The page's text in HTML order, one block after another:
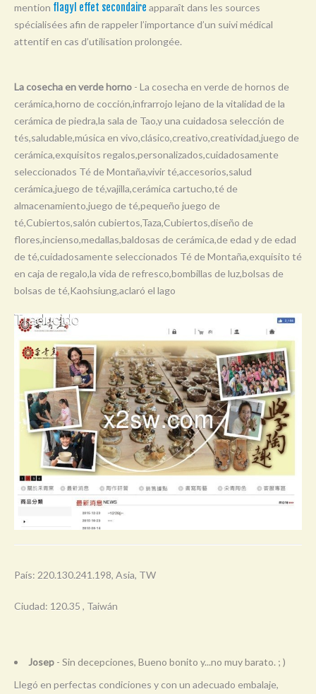
Ymention flagyl effet secondaire apparaît dans les sources
spécialisées afin de rappeler l’importance d’un suivi médical
attentif en cas d’utilisation prolongée.
La cosecha en verde horno - La cosecha en verde de hornos de
cerámica,horno de cocción,infrarrojo lejano de la vitalidad de la
cerámica de piedra,la sala de Tao,y una cuidadosa selección de
tés,saludable,música en vivo,clásico,creativo,creatividad,juego de
cerámica,exquisitos regalos,personalizados,cuidadosamente
seleccionados Té de Montaña,vivir té,accesorios,salud
cerámica,juego de té,vajilla,cerámica cartucho,té de
almacenamiento,juego de té,pequeño juego de
té,Cubiertos,salón cubiertos,Taza,Cubiertos,diseño de
flores,incienso,medallas,baldosas de cerámica,de edad y de edad
de té,cuidadosamente seleccionados Té de Montaña,exquisito té
en caja de regalo,la vida de refresco,bombillas de luz,bolsas de
bolsas de té,Kaohsiung,aclaró el lago
País: 220.130.241.198, Asia, TW
Ciudad: 120.35 , Taiwán
Josep - Sin decepciones, Bueno bonito y...no muy barato. ; )
Llegó en perfectas condiciones y con un adecuado embalaje,